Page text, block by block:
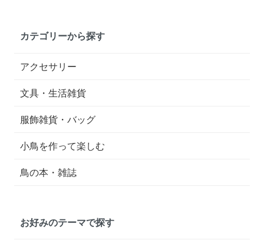
カテゴリーから探す
アクセサリー
文具・生活雑貨
服飾雑貨・バッグ
小鳥を作って楽しむ
鳥の本・雑誌
お好みのテーマで探す